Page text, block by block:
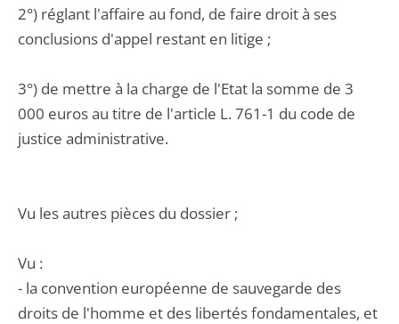
2°) réglant l'affaire au fond, de faire droit à ses
conclusions d'appel restant en litige ;
3°) de mettre à la charge de l'Etat la somme de 3
000 euros au titre de l'article L. 761-1 du code de
justice administrative.
Vu les autres pièces du dossier ;
Vu :
- la convention européenne de sauvegarde des
droits de l'homme et des libertés fondamentales, et